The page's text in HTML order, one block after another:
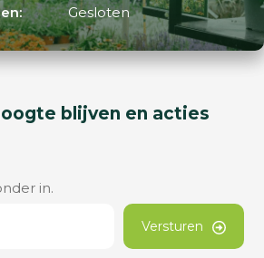
Gesloten
blijven en acties
in.
Versturen